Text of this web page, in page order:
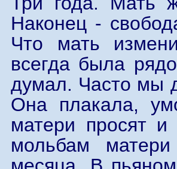
Наконец -
Что мать
всегда была
думал. Часто мы
Она плакала,
матери просят и
мольбам